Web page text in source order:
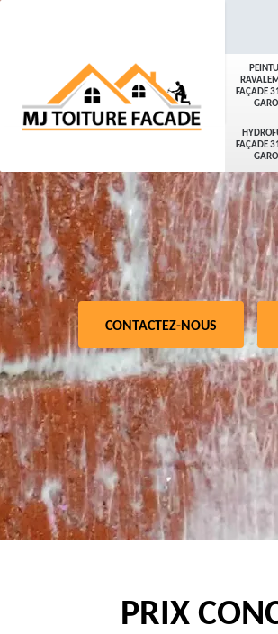
FAÇADE
FAÇADE
CONTACTEZ-NOUS
PRIX